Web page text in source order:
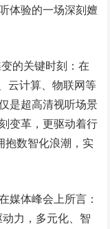
体验的一场深刻嬗
的关键时刻：在
云计算、物联网等
是超高清视听场景
变革，更驱动着行
抱数智化浪潮，实
媒体峰会上所言：
力，多元化、智